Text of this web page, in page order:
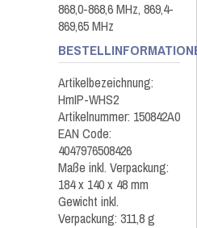
868,0-868,6 MHz, 869,4-
869,65 MHz
Artikelbezeichnung:
HmIP-WHS2
Artikelnummer: 150842A0
EAN Code:
4047976508426
Maße inkl. Verpackung:
184 x 140 x 48 mm
Gewicht inkl.
Verpackung: 311,8 g